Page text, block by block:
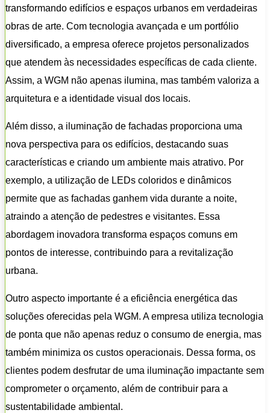
transformando edifícios e espaços urbanos em verdadeiras
obras de arte. Com tecnologia avançada e um portfólio
diversificado, a empresa oferece projetos personalizados
que atendem às necessidades específicas de cada cliente.
Assim, a WGM não apenas ilumina, mas também valoriza a
arquitetura e a identidade visual dos locais.
Além disso, a iluminação de fachadas proporciona uma
nova perspectiva para os edifícios, destacando suas
características e criando um ambiente mais atrativo. Por
exemplo, a utilização de LEDs coloridos e dinâmicos
permite que as fachadas ganhem vida durante a noite,
atraindo a atenção de pedestres e visitantes. Essa
abordagem inovadora transforma espaços comuns em
pontos de interesse, contribuindo para a revitalização
urbana.
Outro aspecto importante é a eficiência energética das
soluções oferecidas pela WGM. A empresa utiliza tecnologia
de ponta que não apenas reduz o consumo de energia, mas
também minimiza os custos operacionais. Dessa forma, os
clientes podem desfrutar de uma iluminação impactante sem
comprometer o orçamento, além de contribuir para a
sustentabilidade ambiental.